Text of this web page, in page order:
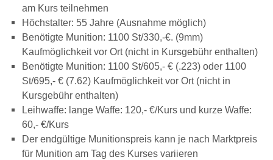
am Kurs teilnehmen
Höchstalter: 55 Jahre (Ausnahme möglich)
Benötigte Munition: 1100 St/330,-€. (9mm)
Kaufmöglichkeit vor Ort (nicht in Kursgebühr enthalten)
Benötigte Munition: 1100 St/605,- € (.223) oder 1100
St/695,- € (7.62) Kaufmöglichkeit vor Ort (nicht in
Kursgebühr enthalten)
Leihwaffe: lange Waffe: 120,- €/Kurs und kurze Waffe:
60,- €/Kurs
Der endgültige Munitionspreis kann je nach Marktpreis
für Munition am Tag des Kurses variieren